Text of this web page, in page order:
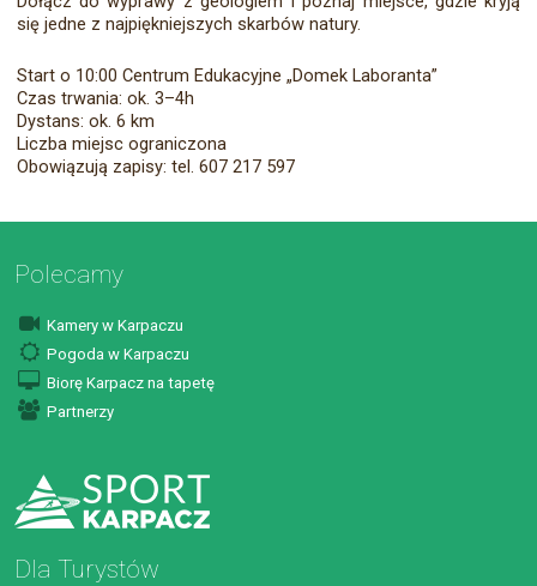
się jedne z najpiękniejszych skarbów natury.
Start o 10:00 Centrum Edukacyjne „Domek Laboranta”
Czas trwania: ok. 3–4h
Dystans: ok. 6 km
Liczba miejsc ograniczona
Obowiązują zapisy: tel. 607 217 597
Polecamy
Kamery w Karpaczu
Pogoda w Karpaczu
Biorę Karpacz na tapetę
Partnerzy
Dla Turystów